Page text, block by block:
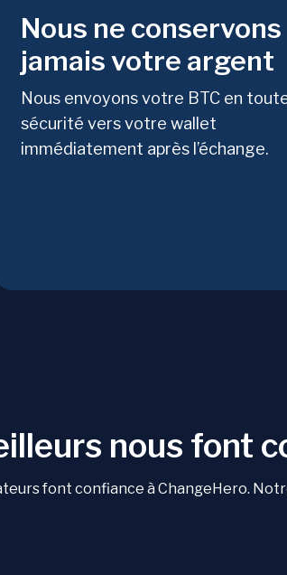
Nous ne conservons
jamais votre argent
Nous envoyons votre BTC en
sécurité vers votre wallet
immédiatement après l’échange.
nous font
font confiance à ChangeHero.